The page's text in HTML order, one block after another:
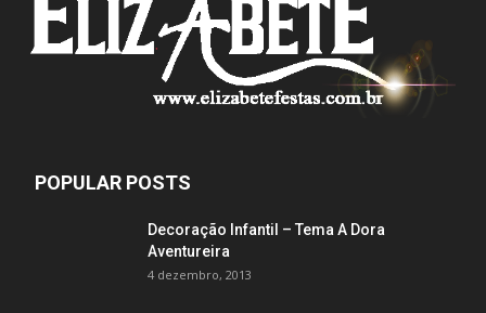
POPULAR POSTS
Decoração Infantil – Tema A Dora
Aventureira
4 dezembro, 2013